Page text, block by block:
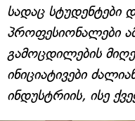
სადაც სტუდენტები
პროფესიონალები
გამოცდილების
ინიციატივები
ინდუსტრიის, ისე